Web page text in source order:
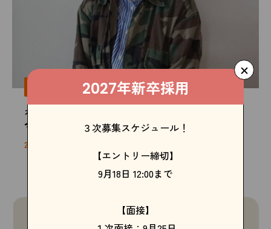
感謝をする気持ちを大切にしています
カラーリスト
今 悠香
2020年入社
2027年新卒採用
３次募集スケジュール！
【エントリー締切】
9月18日 12:00まで
【面接】